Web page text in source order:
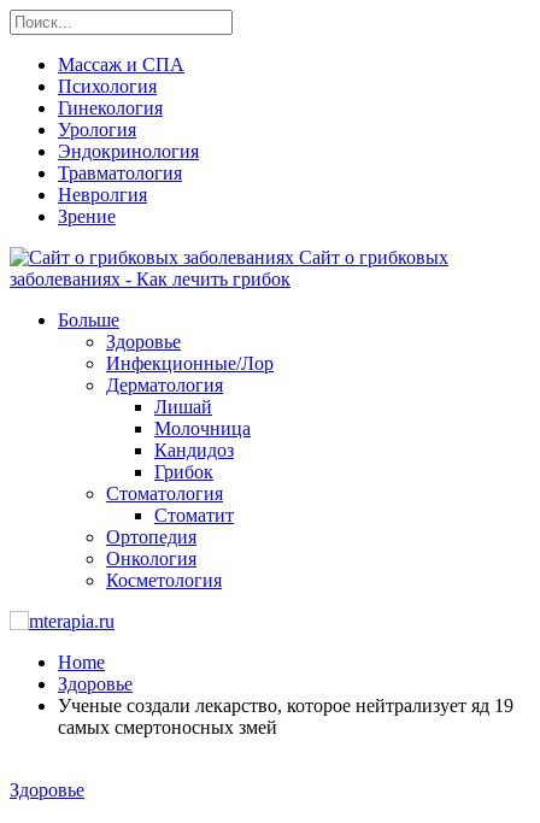
Массаж и СПА
Психология
Гинекология
Урология
Эндокринология
Травматология
Невролгия
Зрение
Сайт о грибковых
заболеваниях - Как лечить грибок
Больше
Здоровье
Инфекционные/Лор
Дерматология
Лишай
Молочница
Кандидоз
Грибок
Стоматология
Стоматит
Ортопедия
Онкология
Косметология
Home
Здоровье
Ученые создали лекарство, которое нейтрализует яд 19
самых смертоносных змей
Здоровье